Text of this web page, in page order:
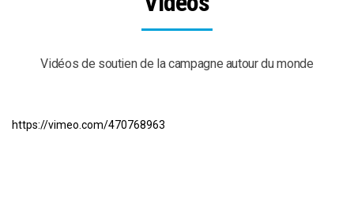
Vidéos de soutien de la campagne autour du monde
https://vimeo.com/470768963